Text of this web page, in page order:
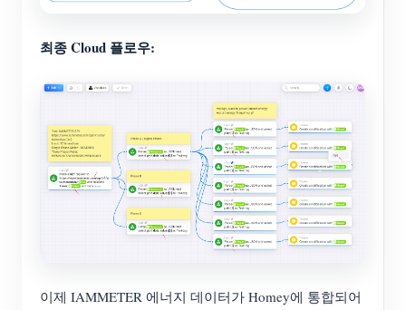
최종 Cloud 플로우:
이제 IAMMETER 에너지 데이터가 Homey에 통합되어